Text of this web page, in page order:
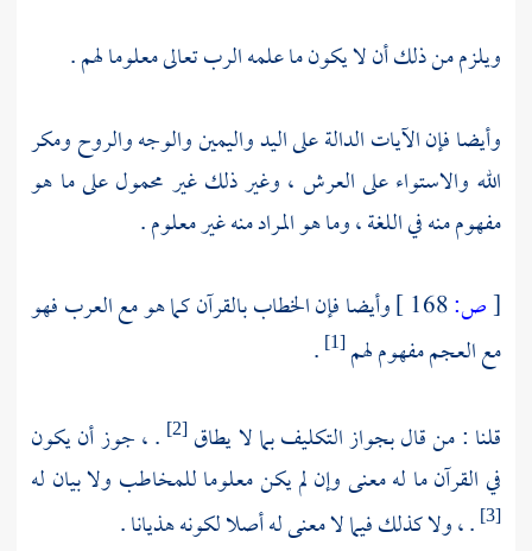
ويلزم من ذلك أن لا يكون ما علمه الرب تعالى معلوما لهم .
وأيضا فإن الآيات الدالة على اليد واليمين والوجه والروح ومكر
الله والاستواء على العرش ، وغير ذلك غير محمول على ما هو
مفهوم منه في اللغة ، وما هو المراد منه غير معلوم .
[ص:
وأيضا فإن الخطاب بالقرآن كما هو مع العرب فهو
مع العجم مفهوم لهم[1]
.
قلنا : من قال بجواز التكليف بما لا يطاق [2]
. ، جوز أن يكون
في القرآن ما له معنى وإن لم يكن معلوما للمخاطب ولا بيان له
[3]
. ، ولا كذلك فيما لا معنى له أصلا لكونه هذيانا .